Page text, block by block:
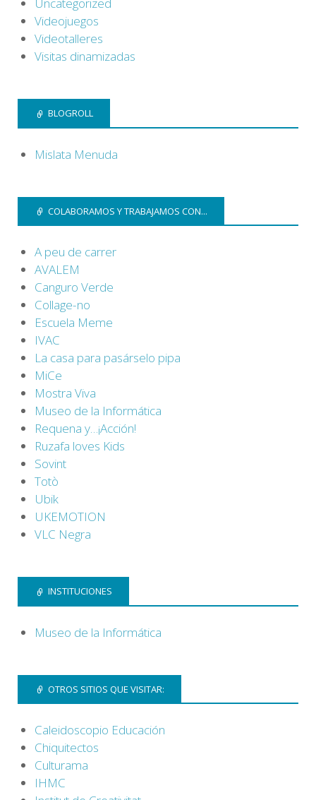
Videojuegos
Videotalleres
Visitas dinamizadas
BLOGROLL
Mislata Menuda
COLABORAMOS Y TRABAJAMOS CON...
A peu de carrer
AVALEM
Canguro Verde
Collage-no
Escuela Meme
IVAC
La casa para pasárselo pipa
MiCe
Mostra Viva
Museo de la Informática
Requena y…¡Acción!
Ruzafa loves Kids
Sovint
Totò
Ubik
UKEMOTION
VLC Negra
INSTITUCIONES
Museo de la Informática
OTROS SITIOS QUE VISITAR:
Caleidoscopio Educación
Chiquitectos
Culturama
IHMC